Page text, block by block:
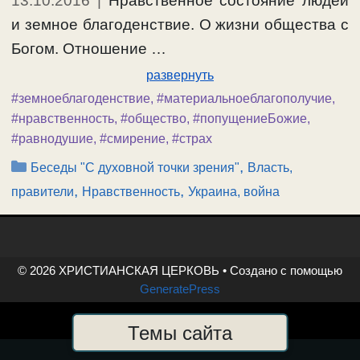
и земное благоденствие. О жизни общества с
Богом. Отношение …
развернуть
#земноеблагоденствие, #материальноеблагополучие,
#нравственность, #общество, #попущениеБожие,
#равнодушие, #смирение, #страх
Рубрики
Беседы "С духовной точки зрения", Власть,
правители, Нравственность, Украина, война
© 2026 ХРИСТИАНСКАЯ ЦЕРКОВЬ • Создано с помощью
GeneratePress
Темы сайта